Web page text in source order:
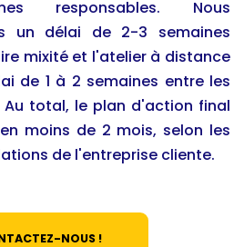
responsables. Nous
un délai de 2-3 semaines
mixité et l'atelier à distance
de 1 à 2 semaines entre les
Au total, le plan d'action final
moins de 2 mois, selon les
de l'entreprise cliente.
NOUS !